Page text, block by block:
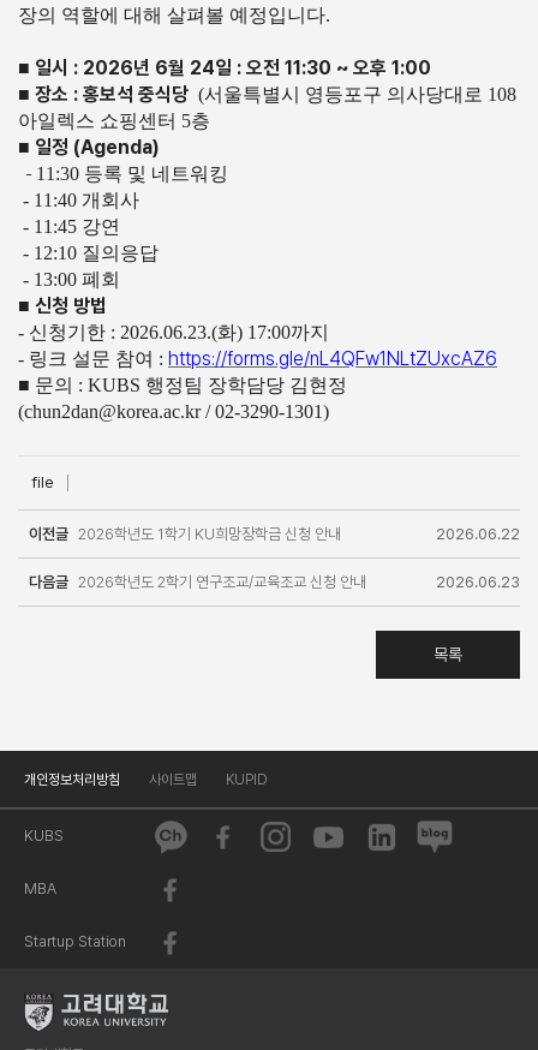
장의 역할에 대해 살펴볼 예정입니다.
■ 일시 : 2026년 6월 24일 : 오전 11:30 ~ 오후 1:00
■ 장소 : 홍보석 중식당 (서울특별시 영등포구 의사당대로 108
아일렉스 쇼핑센터 5층
■ 일정 (Agenda)
- 11:30 등록 및 네트워킹
- 11:40 개회사
- 11:45 강연
- 12:10 질의응답
- 13:00 폐회
■ 신청 방법
- 신청기한 : 2026.06.23.(화) 17:00까지
- 링크 설문 참여 : https://forms.gle/nL4QFw1NLtZUxcAZ6
■ 문의 : KUBS 행정팀 장학담당 김현정
(chun2dan@korea.ac.kr / 02-3290-1301)
file
이전글 2026학년도 1학기 KU희망장학금 신청 안내 2026.06.22
다음글 2026학년도 2학기 연구조교/교육조교 신청 안내 2026.06.23
목록
개인정보처리방침 사이트맵 KUPID
KUBS
MBA
Startup Station